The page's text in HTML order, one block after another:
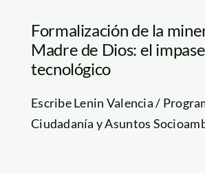
Formalización de la
Madre de Dios: el impase
tecnológico
Escribe Lenin Valencia /
Ciudadanía y Asuntos